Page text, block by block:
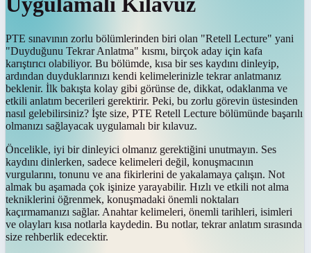
PTE sınavının zorlu bölümlerinden biri olan "Retell Lecture" yani
"Duyduğunu Tekrar Anlatma" kısmı, birçok aday için kafa
karıştırıcı olabiliyor. Bu bölümde, kısa bir ses kaydını dinleyip,
ardından duyduklarınızı kendi kelimelerinizle tekrar anlatmanız
beklenir. İlk bakışta kolay gibi görünse de, dikkat, odaklanma ve
etkili anlatım becerileri gerektirir. Peki, bu zorlu görevin üstesinden
nasıl gelebilirsiniz? İşte size, PTE Retell Lecture bölümünde başarılı
olmanızı sağlayacak uygulamalı bir kılavuz.
Öncelikle, iyi bir dinleyici olmanız gerektiğini unutmayın. Ses
kaydını dinlerken, sadece kelimeleri değil, konuşmacının
vurgularını, tonunu ve ana fikirlerini de yakalamaya çalışın. Not
almak bu aşamada çok işinize yarayabilir. Hızlı ve etkili not alma
tekniklerini öğrenmek, konuşmadaki önemli noktaları
kaçırmamanızı sağlar. Anahtar kelimeleri, önemli tarihleri, isimleri
ve olayları kısa notlarla kaydedin. Bu notlar, tekrar anlatım sırasında
size rehberlik edecektir.